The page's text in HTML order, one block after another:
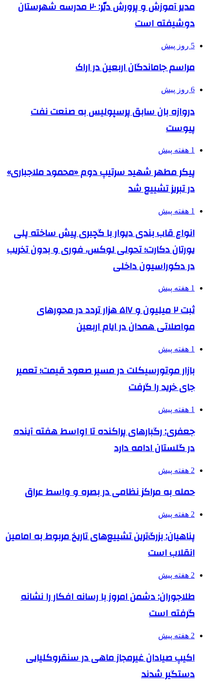
مدیر آموزش و پرورش دیّر: ۲۰ مدرسه شهرستان
دوشیفته است
5 روز پیش
مراسم جاماندگان اربعین در اراک
6 روز پیش
دروازه بان سابق پرسپولیس به صنعت نفت
پیوست
1 هفته پیش
پیکر مطهر شهید سرتیپ دوم «محمود ملاجباری»
در تبریز تشییع شد
1 هفته پیش
انواع قاب بندی دیوار با گچبری پیش ساخته پلی
یورتان دکارت؛ تحولی لوکس، فوری و بدون تخریب
در دکوراسیون داخلی
1 هفته پیش
ثبت ۲ میلیون و ۵۱۷ هزار تردد در محورهای
مواصلاتی همدان در ایام اربعین
1 هفته پیش
بازار موتورسیکلت در مسیر صعود قیمت؛ تعمیر
جای خرید را گرفت
1 هفته پیش
جعفری: رگبارهای پراکنده تا اواسط هفته آینده
در گلستان ادامه دارد
2 هفته پیش
حمله به مراکز نظامی در بصره و واسط عراق
2 هفته پیش
پناهیان: بزرگ‌ترین تشییع‌های تاریخ مربوط به امامین
انقلاب است
2 هفته پیش
طلاجوران: دشمن امروز با رسانه افکار را نشانه
گرفته است
2 هفته پیش
اکیپ صیادان غیرمجاز ماهی در سنقروکلیایی
دستگیر شدند